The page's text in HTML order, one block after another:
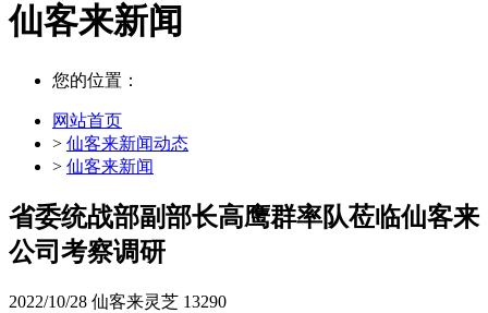
仙客来新闻
您的位置：
网站首页
> 仙客来新闻动态
> 仙客来新闻
省委统战部副部长高鹰群率队莅临仙客来
公司考察调研
2022/10/28 仙客来灵芝 13290